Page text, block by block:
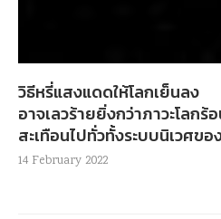
วิธีหรี่แสงแดดให้โลกเย็นลง
อาจเลวร้ายยิ่งกว่าภาวะโลกร้
สะเทือนไปทั่วทั้งระบบนิเวศขอ
14 February 2022